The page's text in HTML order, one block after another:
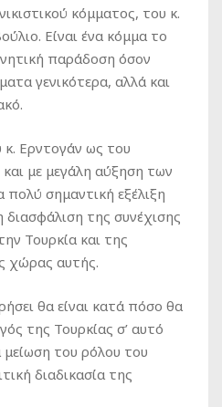
κόμματος, του κ.
Είναι ένα κόμμα το
παράδοση όσον
γενικότερα, αλλά και
κ. Ερντογάν ως του
με μεγάλη αύξηση των
πολύ σημαντική εξέλιξη
διασφάλιση της συνέχισης
Τουρκία και της
χώρας αυτής.
θα είναι κατά πόσο θα
της Τουρκίας σ’ αυτό
του ρόλου του
διαδικασία της